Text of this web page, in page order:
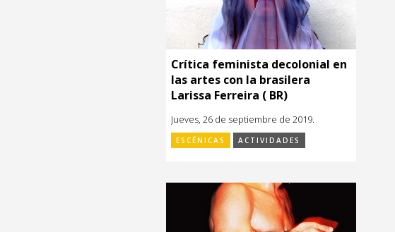
Crítica feminista decolonial en
las artes con la brasilera
Larissa Ferreira ( BR)
Jueves, 26 de septiembre de 2019.
ESCÉNICAS ACTIVIDADES